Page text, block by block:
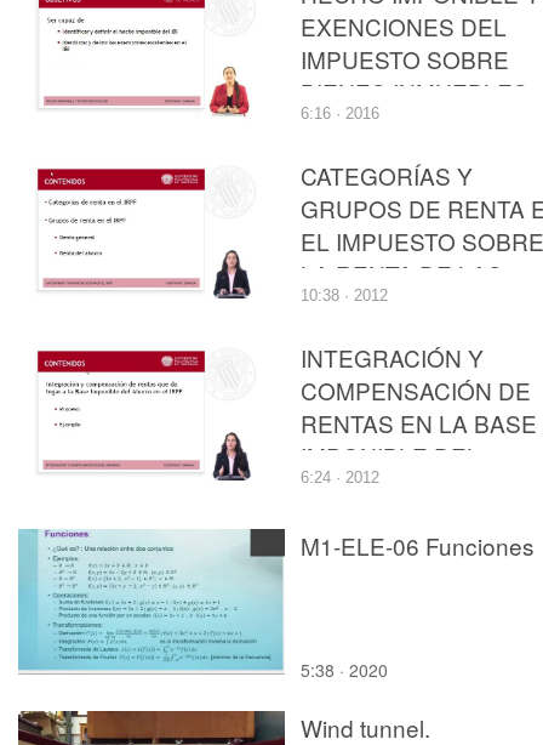
EXENCIONES DEL
IMPUESTO SOBRE
BIENES INMUEBLES
(IBI)
6:16 · 2016
CATEGORÍAS Y
GRUPOS DE RENTA
EL IMPUESTO SOBRE
LA RENTA DE LAS
PERSONAS FÍSICAS
10:38 · 2012
INTEGRACIÓN Y
COMPENSACIÓN DE
RENTAS EN LA BASE
IMPONIBLE DEL
AHORRO DEL
RENTA DE LAS
6:24 · 2012
M1-ELE-06 Funciones
5:38 · 2020
Wind tunnel.